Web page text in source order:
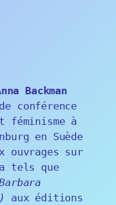
Backman
conférence
à
en Suède
ouvrages sur
tels que
aux éditions